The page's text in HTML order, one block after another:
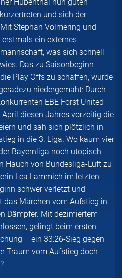
Hübenthal nun guten
und sich der
Stephan Volmering und
ein externes
was sich schnell
Das zu Saisonbeginn
Play Offs zu schaffen, wurde
niedergemäht: Durch
EBE Forst United
diesen Jahres vorzeitig die
und sah sich plötzlich in
in die 3. Liga. Wo kaum vier
Bayernliga noch utopisch
Hauch von Bundesliga-Luft zu
Lea Lammich im letzten
schwer verletzt und
das Märchen vom Aufstieg in
Dämpfer. Mit dezimiertem
gelingt beim ersten
– ein 33:26-Sieg gegen
Traum vom Aufstieg doch